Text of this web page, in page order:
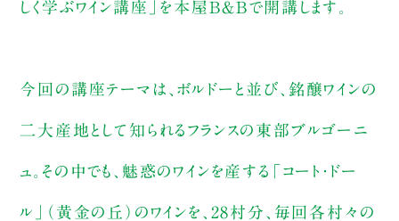
しく学ぶワイン講座」を本屋B＆Bで開講します。
今回の講座テーマは、ボルドーと並び、銘醸ワインの
二大産地として知られるフランスの東部ブルゴーニ
ュ。その中でも、魅惑のワインを産する「コート・ドー
ル」（黄金の丘）のワインを、28村分、毎回各村々の